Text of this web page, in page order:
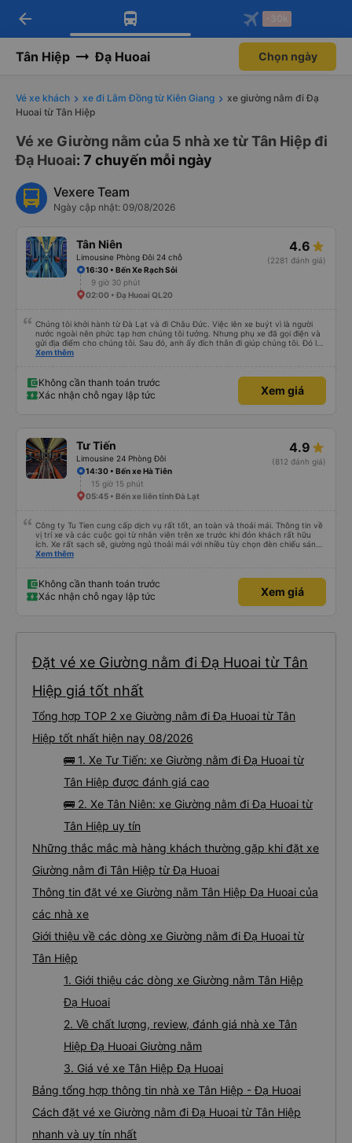
Tải app Vexere ngay!
Nhận ưu đãi thành viên độc
Mở app
Tải app Vexere
-30k/ghế khi đặt vé máy bay qua
Mở app
arrow_back -30k
Tân Hiệp Đạ Huoai Chọn ngày
Vé xe khách xe đi Lâm Đồng từ Kiên Giang
xe giường nằm đi Đạ
Huoai từ Tân Hiệp
Vé xe Giường nằm của 5 nhà xe từ Tân Hiệp đi
Đạ Huoai: 7 chuyến mỗi ngày
Vexere Team
Ngày cập nhật: 09/08/2026
Tân Niên
Limousine Phòng Đôi 24 chỗ
4.6
(2281 đánh giá)
16:30 • Bến Xe Rạch Sỏi
9 giờ 30 phút
02:00 • Đạ Huoai QL20
Chúng tôi khởi hành từ Đà Lạt và đi Châu Đức. Việc lên xe buýt vì là người
nước ngoài nên phức tạp hơn chúng tôi tưởng. Nhưng phụ xe đã gọi điện và
gửi địa điểm cho chúng tôi. Sau đó, anh ấy đích thân đi giúp chúng tôi. Đó là
lần đầu tiên đi xe giường nằm với hai đứa trẻ nhỏ khá thú vị. Chúng tôi không
điểm dừng, họ đánh thức chúng tôi dậy và đảm bảo chúng tôi đã sẵn sàng.
Nhìn chung, đó là một trải nghiệm tốt. Mỗi giường đều có gối và chăn, và đủ
chỗ cho 1 người lớn và 1 trẻ em nằm thoải mái.
Xem thêm
Không cần thanh toán trước
Xác nhận chỗ ngay lập tức
Xem giá
Tư Tiến
Limousine 24 Phòng Đôi
4.9
(812 đánh giá)
14:30 • Bến xe Hà Tiên
15 giờ 15 phút
05:45 • Bến xe liên tỉnh Đà Lạt
Công ty Tu Tien cung cấp dịch vụ rất tốt, an toàn và thoải mái. Thông tin về
vị trí xe và các cuộc gọi từ nhân viên trên xe trước khi đón khách rất hữu
ích. Xe rất sạch sẽ, giường ngủ thoải mái với nhiều tùy chọn đèn chiếu sáng
và cổng USB được đặt ở vị trí thuận tiện. Nhân viên rất lịch sự và xe đến
Xem thêm
Không cần thanh toán trước
Xác nhận chỗ ngay lập tức
Xem giá
Đặt vé xe Giường nằm đi Đạ Huoai từ Tân
Hiệp giá tốt nhất
Tổng hợp TOP 2 xe Giường nằm đi Đạ Huoai từ Tân
Hiệp tốt nhất hiện nay 08/2026
🚌 1. Xe Tư Tiến: xe Giường nằm đi Đạ Huoai từ
Tân Hiệp được đánh giá cao
🚌 2. Xe Tân Niên: xe Giường nằm đi Đạ Huoai từ
Tân Hiệp uy tín
Những thắc mắc mà hàng khách thường gặp khi đặt xe
Giường nằm đi Tân Hiệp từ Đạ Huoai
Thông tin đặt vé xe Giường nằm Tân Hiệp Đạ Huoai của
các nhà xe
Giới thiệu về các dòng xe Giường nằm đi Đạ Huoai từ
Tân Hiệp
1. Giới thiệu các dòng xe Giường nằm Tân Hiệp
Đạ Huoai
2. Về chất lượng, review, đánh giá nhà xe Tân
Hiệp Đạ Huoai Giường nằm
3. Giá vé xe Tân Hiệp Đạ Huoai
Bảng tổng hợp thông tin nhà xe Tân Hiệp - Đạ Huoai
Cách đặt vé xe Giường nằm đi Đạ Huoai từ Tân Hiệp
nhanh và uy tín nhất